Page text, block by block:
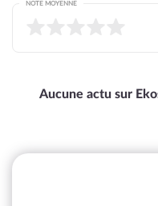
NOTE MOYENNE
Aucune actu sur